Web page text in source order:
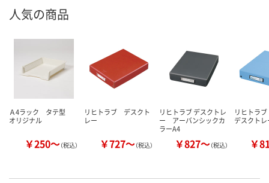
人気の商品
Ａ4ラック タテ型
オリジナル
￥250～（税込）
リヒトラブ デスクト
レー
￥727～（税込）
リヒトラブ デスクトレ
ー アーバンシックカ
ラーA4
￥827～（税込）
リヒトラ
デスクトレ
￥